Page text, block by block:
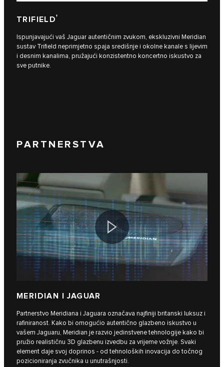
TRIFIELD†
Ispunjavajući vaš Jaguar autentičnim zvukom, ekskluzivni Meridian
sustav Trifield neprimjetno spaja središnje i okolne kanale s lijevim
i desnim kanalima, pružajući konzistentno koncertno iskustvo za
sve putnike.
PARTNERSTVA
MERIDIAN I JAGUAR
Partnerstvo Meridiana i Jaguara označava najfiniji britanski luksuz i
rafiniranost. Kako bi omogućio autentično glazbeno iskustvo u
vašem Jaguaru, Meridian je razvio jedinstvene tehnologije kako bi
pružio realističnu 3D glazbenu izvedbu za vrijeme vožnje. Svaki
element daje svoj doprinos - od tehnoloških inovacija do točnog
pozicioniranja zvučnika u unutrašnjosti.